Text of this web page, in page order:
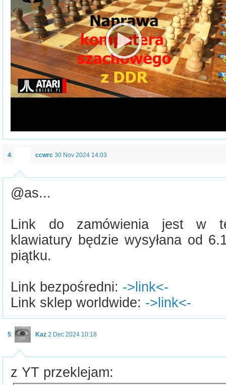
4: ccwrc 30 Nov 2024 14:03
@as...
Link do zamówienia jest w
klawiatury będzie wysyłana od
piątku.
Link bezpośredni: ->link<-
Link sklep worldwide: ->link<-
5: Kaz 2 Dec 2024 10:18
z YT przeklejam: